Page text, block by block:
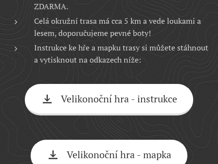
ZDARMA.
Celá okružní trasa má cca 5 km a vede loukami a
lesem, doporučujeme pevné boty!
Instrukce ke hře a mapku trasy si můžete stáhnout
a vytisknout na odkazech níže:
Velikonoční hra - instrukce
Velikonoční hra - mapka